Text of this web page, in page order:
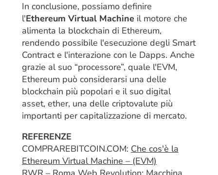
In conclusione, possiamo definire
l'Ethereum Virtual Machineil motore che
alimenta la blockchain di Ethereum,
rendendo possibile l'esecuzione degli Smart
Contract e l'interazione con le Dapps. Anche
grazie al suo “processore”, quale l'EVM,
Ethereum può considerarsi una delle
blockchain più popolari e il suo digital
asset, ether, una delle criptovalute più
importanti per capitalizzazione di mercato.
REFERENZE
COMPRAREBITCOIN.COM: Che cos'è la
Ethereum Virtual Machine – (EVM)